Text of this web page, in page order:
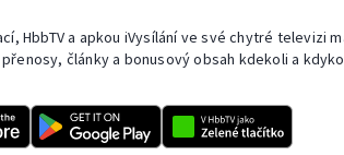
HbbTV a apkou iVysílání ve své chytré televizi
články a bonusový obsah kdekoli a